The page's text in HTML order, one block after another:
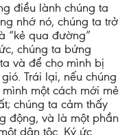
điều lành chúng ta
nhớ nó, chúng ta trở
“kẻ qua đường”
chúng ta bứng
và để cho mình bị
Trái lại, nếu chúng
một cách mới mẻ
chúng ta cảm thấy
động, và là một phần
dân tộc. Ký ức